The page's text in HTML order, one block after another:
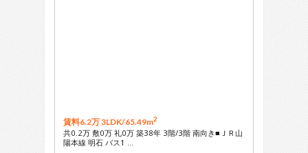
賃料6.2万 3LDK/65.49m2
共0.2万 敷0万 礼0万 築38年 3階/3階 南向き■ＪＲ山
陽本線 明石 バス1 …